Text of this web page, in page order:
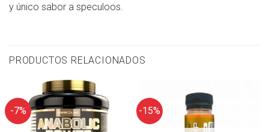
y único sabor a speculoos.
PRODUCTOS RELACIONADOS
-7% -15%